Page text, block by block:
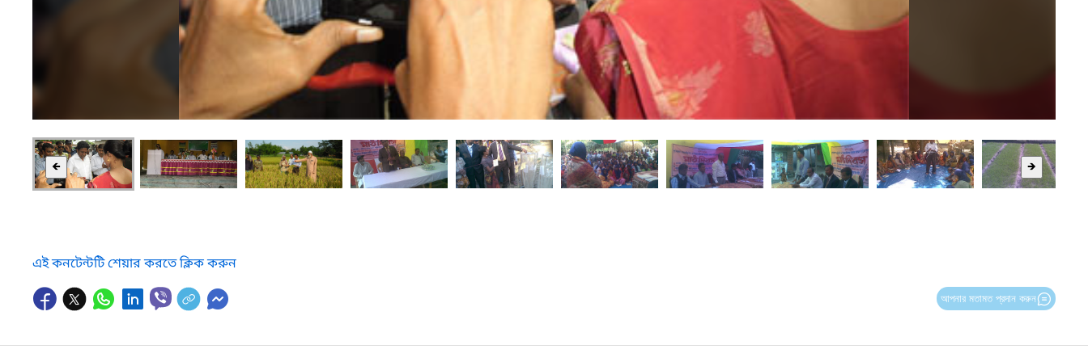
🡸 🡺
এই কনটেন্টটি শেয়ার করতে ক্লিক করুন
আপনার মতামত প্রদান করুন